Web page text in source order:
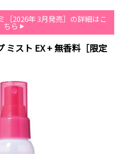
［2026年 3月発売］の詳細はこ
ちら
ミスト EX + 無香料［限定